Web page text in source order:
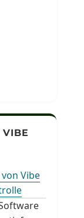
VIBE
Vibe